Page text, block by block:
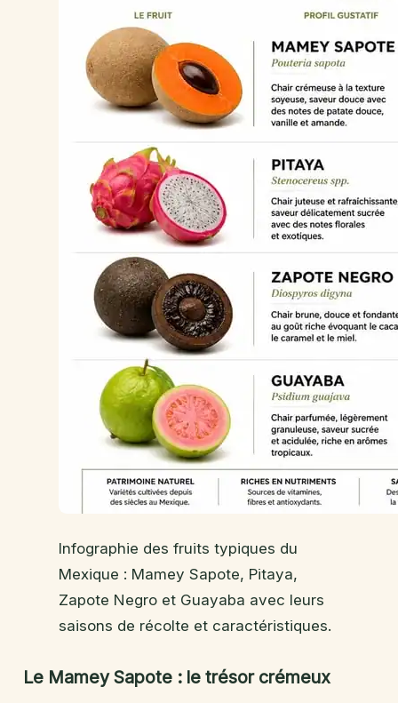
Infographie des fruits typiques du
Mexique : Mamey Sapote, Pitaya,
Zapote Negro et Guayaba avec leurs
saisons de récolte et caractéristiques.
Le Mamey Sapote : le trésor crémeux